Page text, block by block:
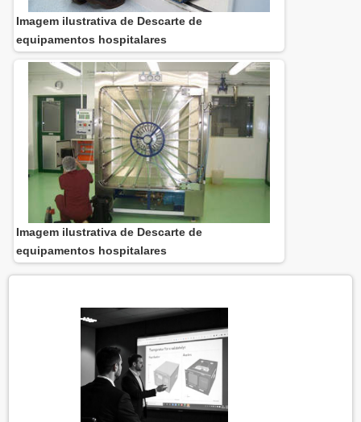
Imagem ilustrativa de Descarte de
equipamentos hospitalares
Imagem ilustrativa de Descarte de
equipamentos hospitalares